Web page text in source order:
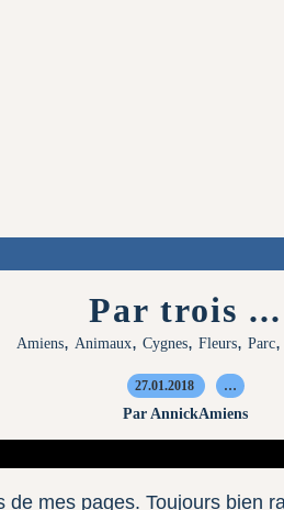
Par trois ...
Amiens, Animaux, Cygnes, Fleurs, Parc,
27.01.2018 …
Par AnnickAmiens
de mes pages. Toujours bien